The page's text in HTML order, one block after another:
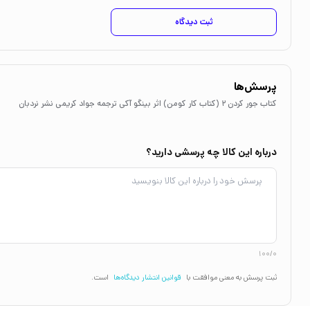
ثبت دیدگاه
پرسش‌ها
کتاب جور کردن 2 (کتاب کار کومن) اثر بینگو آکی ترجمه جواد کریمی نشر نردبان
درباره این کالا چه پرسشی دارید؟
100/0
ثبت پرسش به معنی موافقت با قوانین انتشار دیدگاه‌ها است.